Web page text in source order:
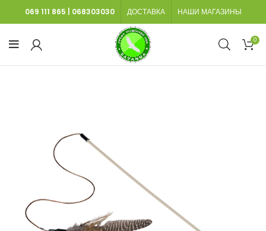
069 111 865 068303030 ДОСТАВКА НАШИ МАГАЗИНЫ
0